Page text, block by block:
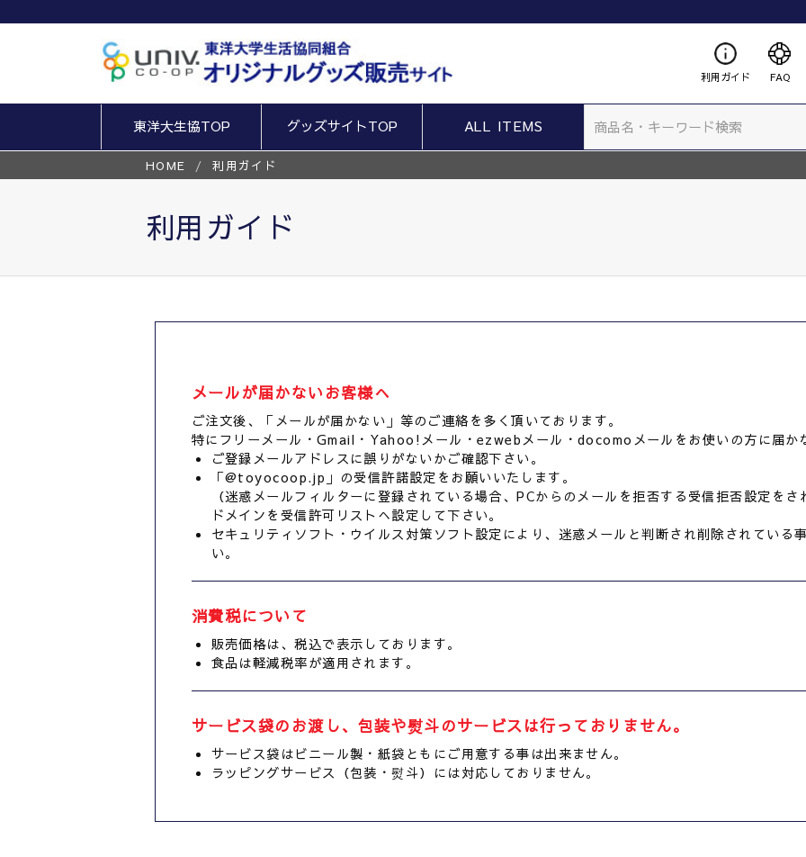
利用ガイド FAQ
東洋大生協TOP グッズサイトTOP ALL ITEMS
HOME 利用ガイド
利用ガイド
メールが届かないお客様へ
ご注文後、「メールが届かない」等のご連絡を多く頂いております。
特にフリーメール・Gmail・Yahoo!メール・ezwebメール・docomoメールをお使いの方に届か
ご登録メールアドレスに誤りがないかご確認下さい。
「@toyocoop.jp」の受信許諾設定をお願いいたします。
（迷惑メールフィルターに登録されている場合、PCからのメールを拒否する受信拒否設定を
ドメインを受信許可リストへ設定して下さい。
セキュリティソフト・ウイルス対策ソフト設定により、迷惑メールと判断され削除されている
い。
消費税について
販売価格は、税込で表示しております。
食品は軽減税率が適用されます。
サービス袋のお渡し、包装や熨斗のサービスは行っておりません。
サービス袋はビニール製・紙袋ともにご用意する事は出来ません。
ラッピングサービス（包装・熨斗）には対応しておりません。